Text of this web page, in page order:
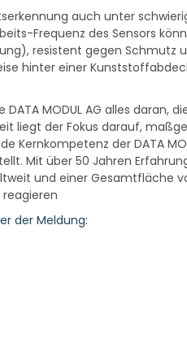
auch unter
Frequenz des Sensors
resistent gegen
hinter einer
DATA MODUL AG alles
liegt der Fokus darauf,
Kernkompetenz der DATA
Mit über 50 Jahren
und einer Gesamtfläche
der Meldung: